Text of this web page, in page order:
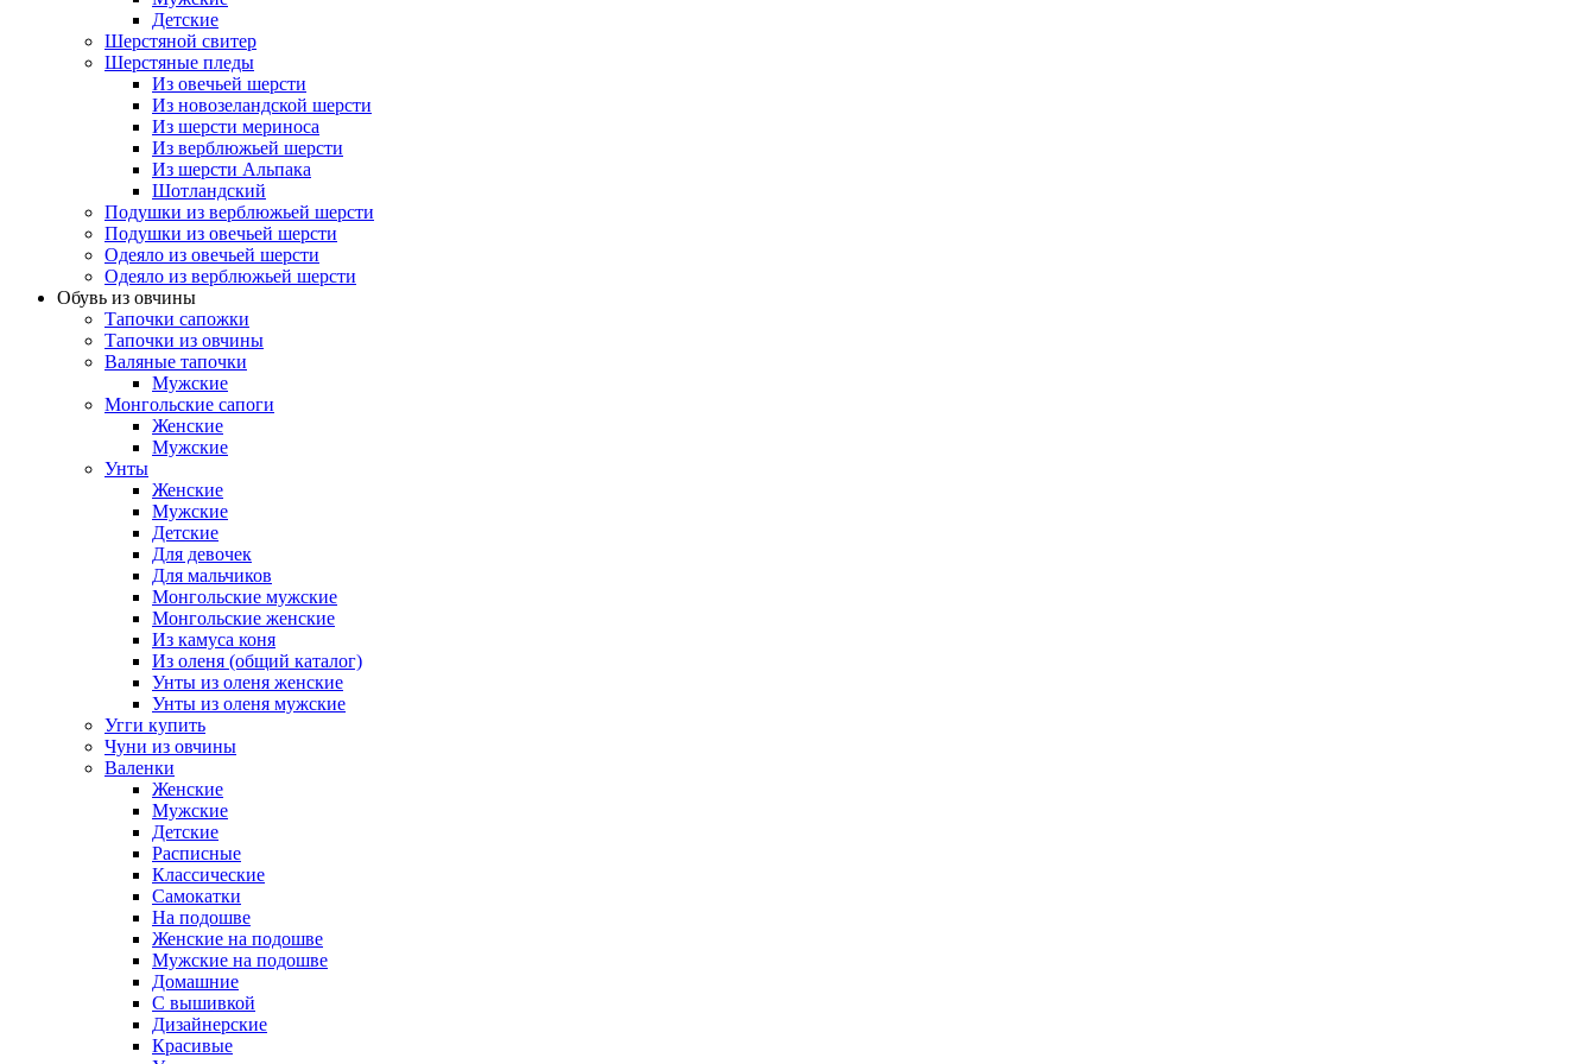
Детские
Шерстяной свитер
Шерстяные пледы
Из овечьей шерсти
Из новозеландской шерсти
Из шерсти мериноса
Из верблюжьей шерсти
Из шерсти Альпака
Шотландский
Подушки из верблюжьей шерсти
Подушки из овечьей шерсти
Одеяло из овечьей шерсти
Одеяло из верблюжьей шерсти
Обувь из овчины
Тапочки сапожки
Тапочки из овчины
Валяные тапочки
Мужские
Монгольские сапоги
Женские
Мужские
Унты
Женские
Мужские
Детские
Для девочек
Для мальчиков
Монгольские мужские
Монгольские женские
Из камуса коня
Из оленя (общий каталог)
Унты из оленя женские
Унты из оленя мужские
Угги купить
Чуни из овчины
Валенки
Женские
Мужские
Детские
Расписные
Классические
Самокатки
На подошве
Женские на подошве
Мужские на подошве
Домашние
С вышивкой
Дизайнерские
Красивые